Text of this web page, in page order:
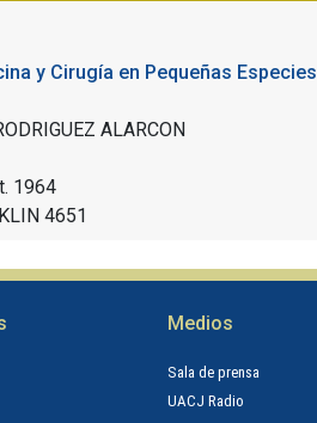
y Cirugía en Pequeñas Especies
ALARCON
1964
4651
Medios
Sala de prensa
UACJ Radio